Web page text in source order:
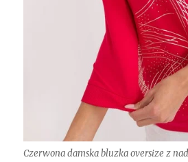
Czerwona damska bluzka oversize z